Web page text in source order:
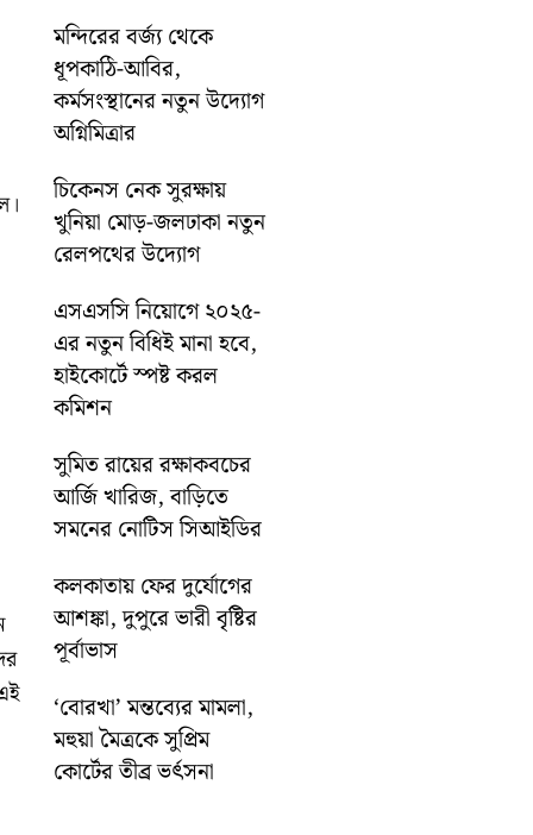
মন্দিরের বর্জ্য থেকে
ধূপকাঠি-আবির,
কর্মসংস্থানের নতুন উদ্যোগ
অগ্নিমিত্রার
চিকেনস নেক সুরক্ষায়
খুনিয়া মোড়-জলঢাকা নতুন
রেলপথের উদ্যোগ
এসএসসি নিয়োগে ২০২৫-
এর নতুন বিধিই মানা হবে,
হাইকোর্টে স্পষ্ট করল
কমিশন
সুমিত রায়ের রক্ষাকবচের
আর্জি খারিজ, বাড়িতে
সমনের নোটিস সিআইডির
কলকাতায় ফের দুর্যোগের
আশঙ্কা, দুপুরে ভারী বৃষ্টির
পূর্বাভাস
‘বোরখা’ মন্তব্যের মামলা,
মহুয়া মৈত্রকে সুপ্রিম
কোর্টের তীব্র ভর্ৎসনা